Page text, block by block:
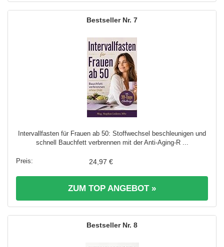
7
Intervallfasten für Frauen ab 50: Stoffwechsel beschleunigen und
schnell Bauchfett verbrennen mit der Anti-Aging-R ...
24,97 €
ZUM TOP ANGEBOT »
8